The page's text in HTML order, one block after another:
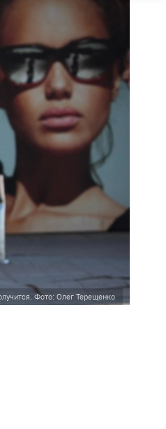
Фото: Олег Терещенко